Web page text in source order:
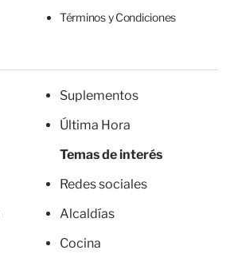
Términos y Condiciones
Suplementos
Última Hora
Temas de interés
Redes sociales
Alcaldías
Cocina